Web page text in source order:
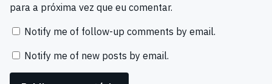
para a próxima vez que eu comentar.
Notify me of follow-up comments by email.
Notify me of new posts by email.